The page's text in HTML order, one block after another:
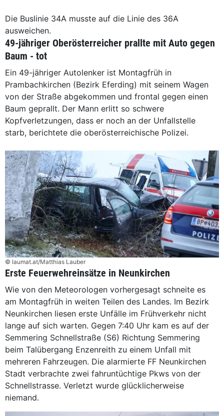
Die Buslinie 34A musste auf die Linie des 36A
ausweichen.
49-jähriger Oberösterreicher prallte mit Auto gegen
Baum - tot
Ein 49-jähriger Autolenker ist Montagfrüh in
Prambachkirchen (Bezirk Eferding) mit seinem Wagen
von der Straße abgekommen und frontal gegen einen
Baum geprallt. Der Mann erlitt so schwere
Kopfverletzungen, dass er noch an der Unfallstelle
starb, berichtete die oberösterreichische Polizei.
© laumat.at/Matthias Lauber
Erste Feuerwehreinsätze in Neunkirchen
Wie von den Meteorologen vorhergesagt schneite es
am Montagfrüh in weiten Teilen des Landes. Im Bezirk
Neunkirchen liesen erste Unfälle im Frühverkehr nicht
lange auf sich warten. Gegen 7:40 Uhr kam es auf der
Semmering Schnellstraße (S6) Richtung Semmering
beim Talübergang Enzenreith zu einem Unfall mit
mehreren Fahrzeugen. Die alarmierte FF Neunkirchen
Stadt verbrachte zwei fahruntüchtige Pkws von der
Schnellstrasse. Verletzt wurde glücklicherweise
niemand.